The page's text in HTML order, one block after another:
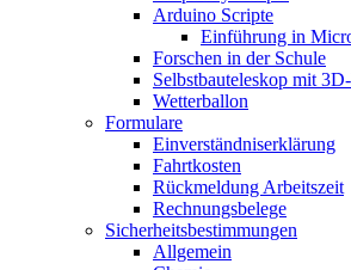
Arduino Scripte
Einführung in
Forschen in der Schule
Selbstbauteleskop mit
Wetterballon
Formulare
Einverständniserklärung
Fahrtkosten
Rückmeldung Arbeitszeit
Rechnungsbelege
Sicherheitsbestimmungen
Allgemein